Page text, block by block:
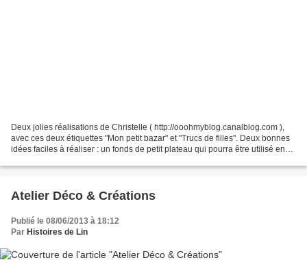
Deux jolies réalisations de Christelle ( http://ooohmyblog.canalblog.com ),
avec ces deux étiquettes "Mon petit bazar" et "Trucs de filles". Deux bonnes
idées faciles à réaliser : un fonds de petit plateau qui pourra être utilisé en
Atelier Déco & Créations
Publié le 08/06/2013 à 18:12
Par Histoires de Lin